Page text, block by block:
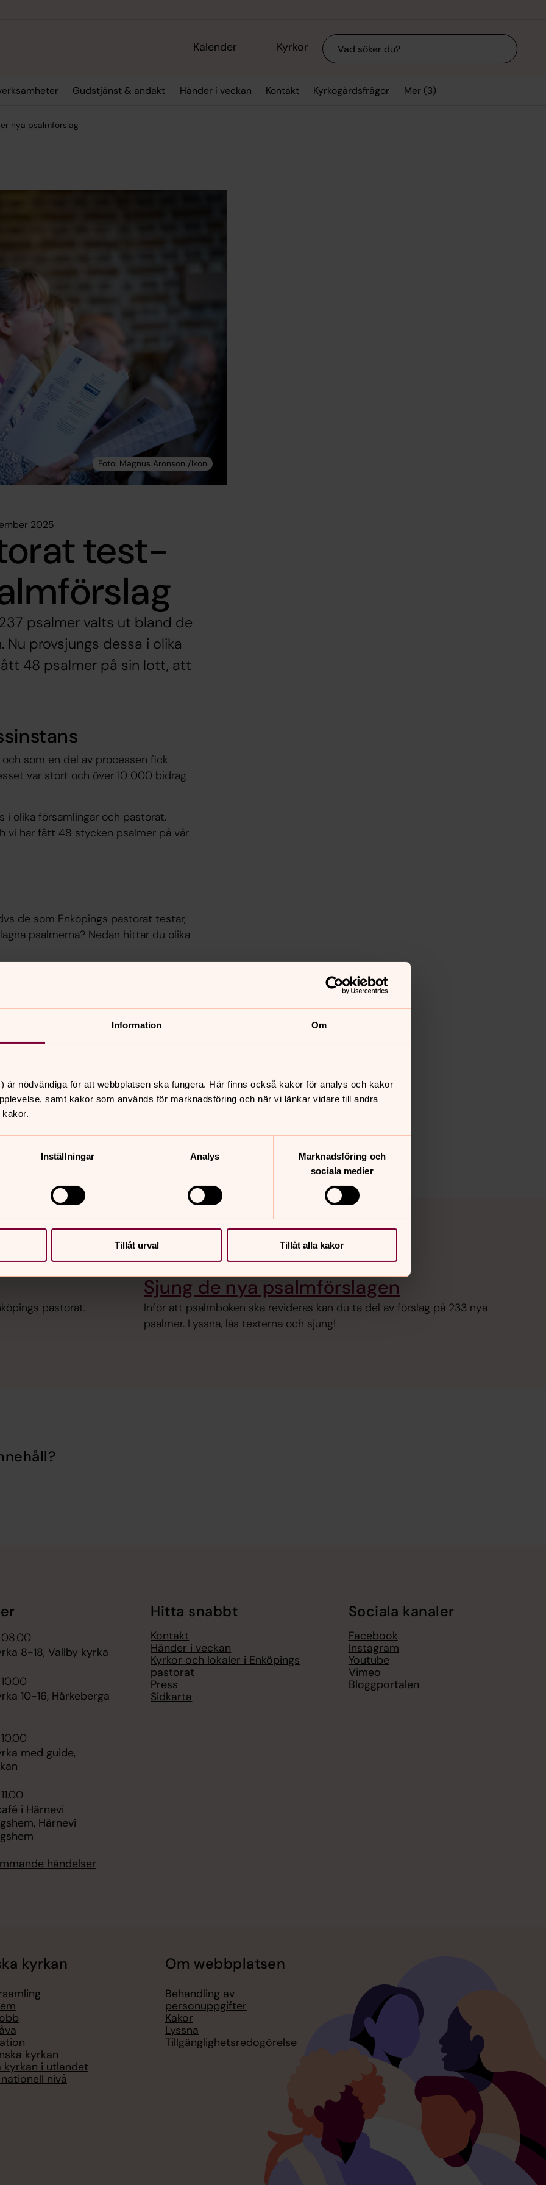
Information Om
är nödvändiga för att webbplatsen ska fungera. Här finns också kakor för analys och kakor
samt kakor som används för marknadsföring och när vi länkar vidare till andra
Inställningar Analys
Marknadsföring och
sociala medier
Tillåt urval Tillåt alla kakor
Kalender Kyrkor Sök
Gudstjänst & andakt Händer i veckan Kontakt Kyrkogårdsfrågor Mer (3)
nya psalmförslag
2025
test-
psalmer valts ut bland de
provsjungs dessa i olika
48 psalmer på sin lott, att
som en del av processen fick
var stort och över 10 000 bidrag
i olika församlingar och pastorat.
vi har fått 48 stycken psalmer på vår
de som Enköpings pastorat testar,
psalmerna? Nedan hittar du olika
psalmer som vi).
pastorat.
Sjung de nya psalmförslagen
Inför att psalmboken ska revideras kan du ta del av förslag på 233 nya
psalmer. Lyssna, läs texterna och sjung!
8-18, Vallby kyrka
10-16, Härkeberga
med guide,
i Härnevi
Härnevi
händelser
Hitta snabbt
Kontakt
Händer i veckan
Kyrkor och lokaler i Enköpings
pastorat
Press
Sidkarta
Sociala kanaler
Facebook
Instagram
Youtube
Vimeo
Bloggportalen
kyrkan
kyrkan
kyrkan i utlandet
nivå
Om webbplatsen
Behandling av
personuppgifter
Kakor
Lyssna
Tillgänglighetsredogörelse